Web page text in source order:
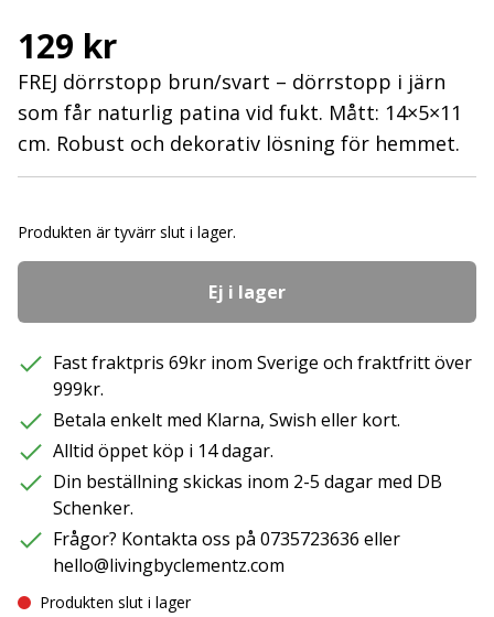
129 kr
FREJ dörrstopp brun/svart – dörrstopp i järn
som får naturlig patina vid fukt. Mått: 14×5×11
cm. Robust och dekorativ lösning för hemmet.
Produkten är tyvärr slut i lager.
Ej i lager
Fast fraktpris 69kr inom Sverige och fraktfritt över
999kr.
Betala enkelt med Klarna, Swish eller kort.
Alltid öppet köp i 14 dagar.
Din beställning skickas inom 2-5 dagar med DB
Schenker.
Frågor? Kontakta oss på 0735723636 eller
hello@livingbyclementz.com
Produkten slut i lager